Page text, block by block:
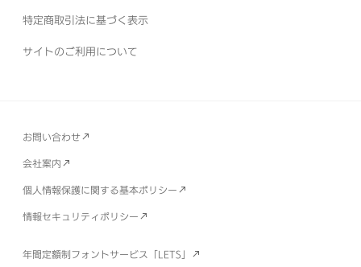
特定商取引法に基づく表示
サイトのご利用について
お問い合わせ
会社案内
個人情報保護に関する基本ポリシー
情報セキュリティポリシー
年間定額制フォントサービス「LETS」